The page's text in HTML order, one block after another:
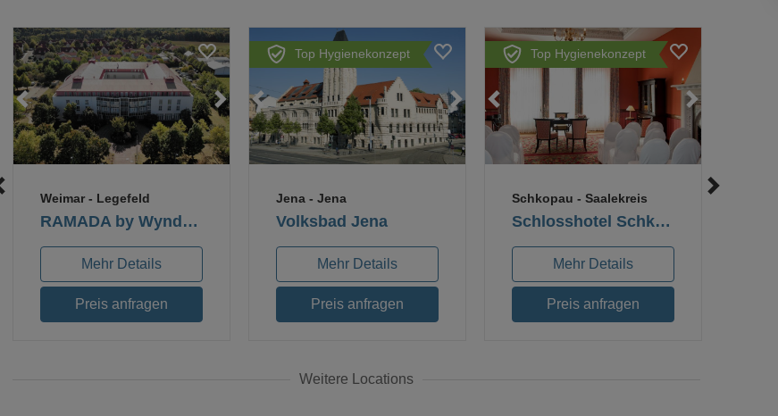
RAMADA by Wyndham Weimar
Weimar- Legefeld
Mehr Details
Preis anfragen
Top Hygienekonzept
Volksbad Jena
Jena- Jena
Mehr Details
Preis anfragen
Top Hygienekonzept
Schlosshotel Schkopau
Schkopau - Saalekreis
Mehr Details
Preis anfragen
Weitere Locations